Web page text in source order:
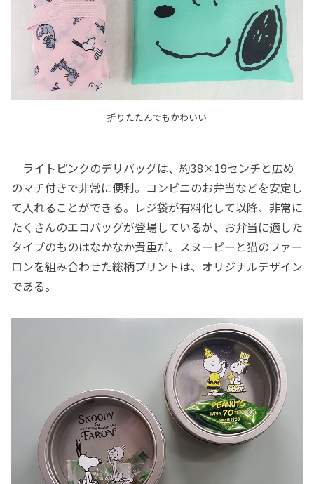
折りたたんでもかわいい
ライトピンクのデリバッグは、約38×19センチと広め
のマチ付きで非常に便利。コンビニのお弁当などを安定し
て入れることができる。レジ袋が有料化して以降、非常に
たくさんのエコバッグが登場しているが、お弁当に適した
タイプのものはなかなか貴重だ。スヌーピーと猫のファー
ロンを組み合わせた総柄プリントは、オリジナルデザイン
である。